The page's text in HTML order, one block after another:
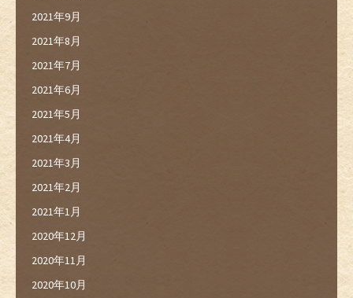
2021年9月
2021年8月
2021年7月
2021年6月
2021年5月
2021年4月
2021年3月
2021年2月
2021年1月
2020年12月
2020年11月
2020年10月